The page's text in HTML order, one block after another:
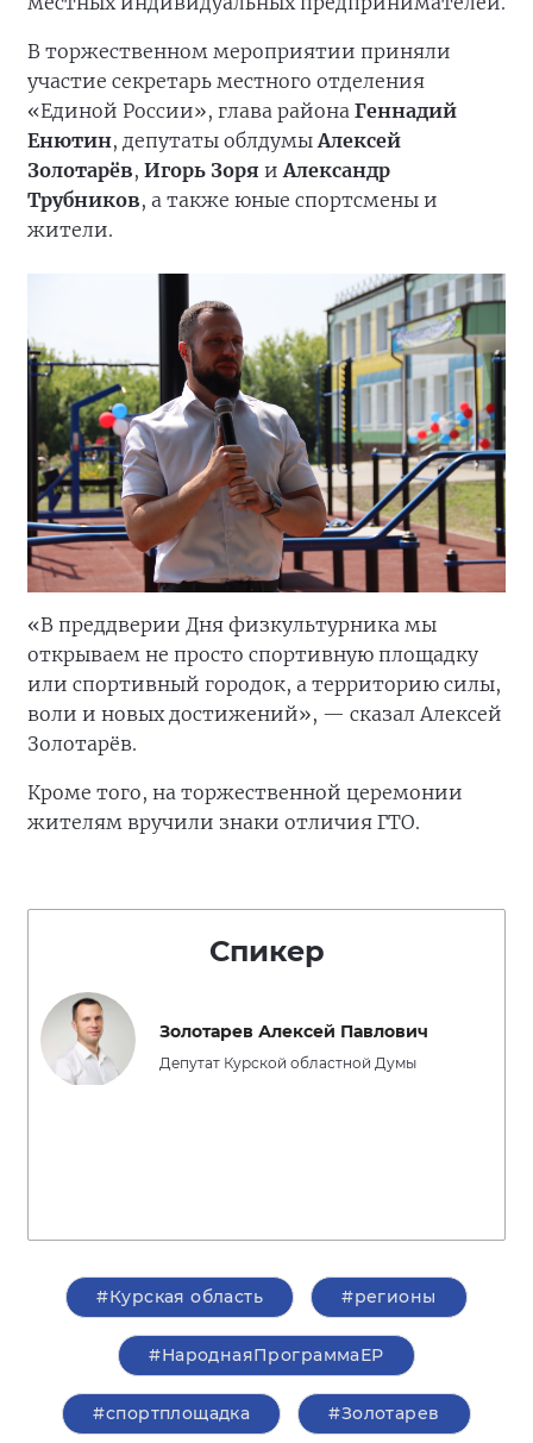
В торжественном мероприятии приняли
участие секретарь местного отделения
«Единой России», глава района Геннадий
Енютин, депутаты облдумыАлексей
Золотарёв, Игорь Зоря иАлександр
Трубников, а также юные спортсмены и
жители.
«В преддверии Дня физкультурника мы
открываем не просто спортивную площадку
или спортивный городок, а территорию силы,
воли и новых достижений», — сказал Алексей
Золотарёв.
Кроме того, на торжественной церемонии
жителям вручили знаки отличия ГТО.
Спикер
Золотарев Алексей Павлович
Депутат Курской областной Думы
#Курская область #регионы
#НароднаяПрограммаЕР
#спортплощадка #Золотарев